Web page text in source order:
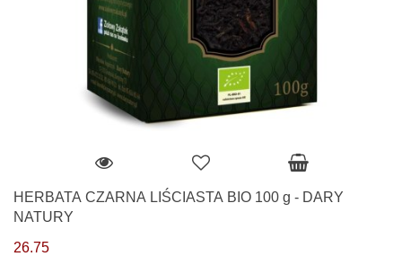
HERBATA CZARNA LIŚCIASTA BIO 100 g - DARY
NATURY
26.75